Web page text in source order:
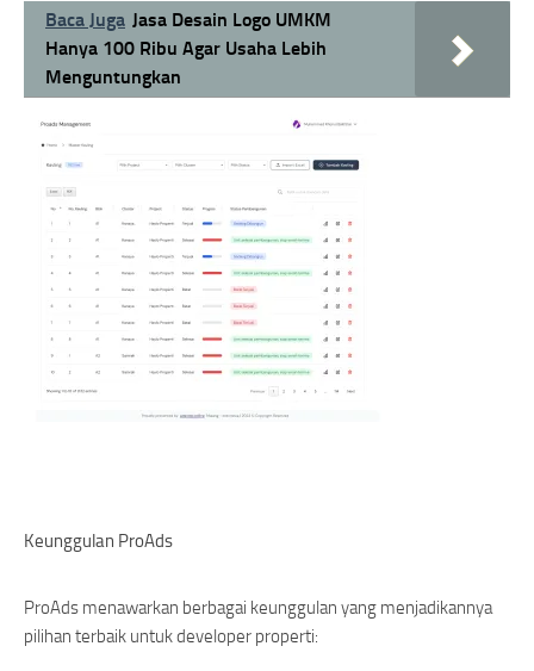
Baca Juga Jasa Desain Logo UMKM
Hanya 100 Ribu Agar Usaha Lebih
Menguntungkan
Keunggulan ProAds
ProAds menawarkan berbagai keunggulan yang menjadikannya
pilihan terbaik untuk developer properti: